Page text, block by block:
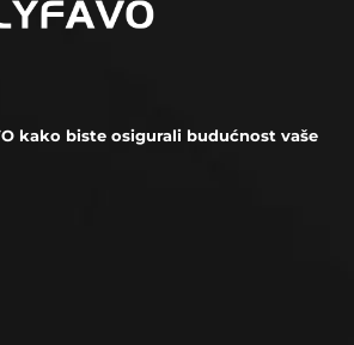
kako biste osigurali budućnost vaše